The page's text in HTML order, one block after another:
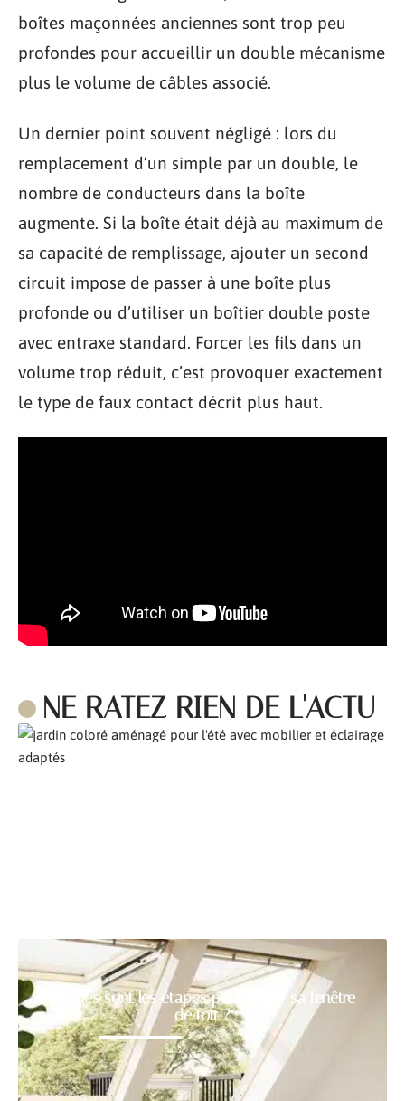
boîtes maçonnées anciennes sont trop peu
profondes pour accueillir un double mécanisme
plus le volume de câbles associé.
Un dernier point souvent négligé : lors du
remplacement d’un simple par un double, le
nombre de conducteurs dans la boîte
augmente. Si la boîte était déjà au maximum de
sa capacité de remplissage, ajouter un second
circuit impose de passer à une boîte plus
profonde ou d’utiliser un boîtier double poste
avec entraxe standard. Forcer les fils dans un
volume trop réduit, c’est provoquer exactement
le type de faux contact décrit plus haut.
NE RATEZ RIEN DE L'ACTU
Quelles sont les étapes pour poser sa fenêtre
de toit ?